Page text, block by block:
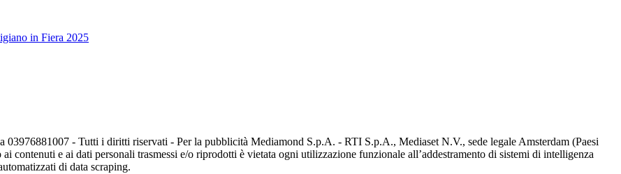
in Fiera 2025
03976881007 - Tutti i diritti riservati - Per la pubblicità Mediamond S.p.A. - RTI S.p.A., Mediaset N.V., sede legale Amsterdam (Paesi
ai contenuti e ai dati personali trasmessi e/o riprodotti è vietata ogni utilizzazione funzionale all’addestramento di sistemi di intelligenza
di data scraping.